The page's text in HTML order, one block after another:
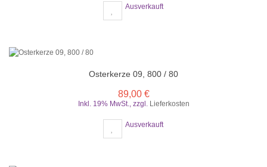
Ausverkauft
Osterkerze 09, 800 / 80
89,00 €
Inkl. 19% MwSt., zzgl. Lieferkosten
Ausverkauft